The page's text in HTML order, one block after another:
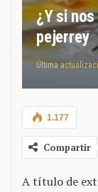
¿Y si
pejerrey
Última
1.177
Compartir
A título de